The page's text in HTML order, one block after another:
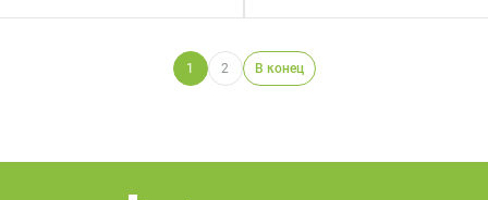
1 2 В конец